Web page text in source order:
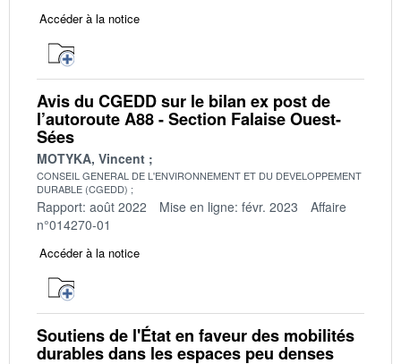
Accéder à la notice
Avis du CGEDD sur le bilan ex post de
l’autoroute A88 - Section Falaise Ouest-
Sées
MOTYKA, Vincent
CONSEIL GENERAL DE L'ENVIRONNEMENT ET DU DEVELOPPEMENT
DURABLE (CGEDD)
Rapport: août 2022 Mise en ligne: févr. 2023
Affaire
n°014270-01
Accéder à la notice
Soutiens de l'État en faveur des mobilités
durables dans les espaces peu denses